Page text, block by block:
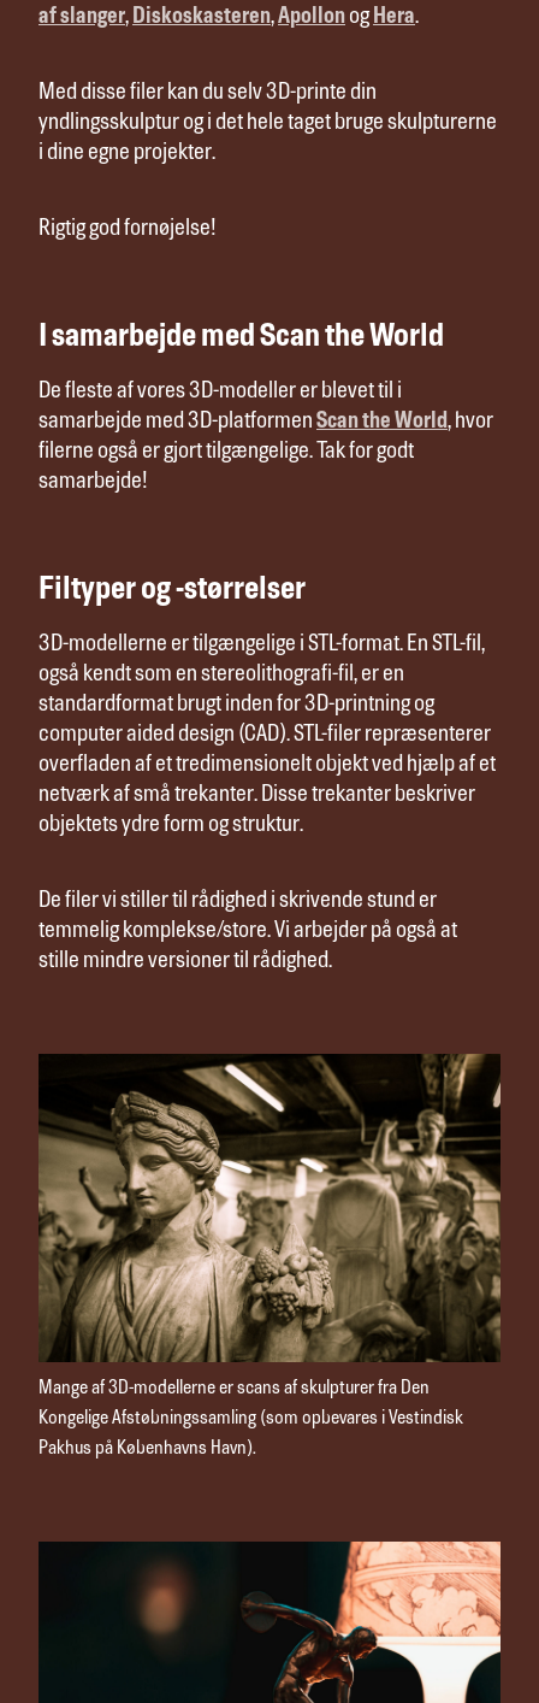
af slanger, Diskoskasteren,Apollon og Hera.
Med disse filer kan du selv 3D-printe din
yndlingsskulptur og i det hele taget bruge skulpturerne
i dine egne projekter.
Rigtig god fornøjelse!
I samarbejde med Scan the World
De fleste af vores 3D-modeller er blevet til i
samarbejde med 3D-platformen Scan the World, hvor
filerne også er gjort tilgængelige. Tak for godt
samarbejde!
Filtyper og -størrelser
3D-modellerne er tilgængelige i STL-format. En STL-fil,
også kendt som en stereolithografi-fil, er en
standardformat brugt inden for 3D-printning og
computer aided design (CAD). STL-filer repræsenterer
overfladen af et tredimensionelt objekt ved hjælp af et
netværk af små trekanter. Disse trekanter beskriver
objektets ydre form og struktur.
De filer vi stiller til rådighed i skrivende stund er
temmelig komplekse/store. Vi arbejder på også at
stille mindre versioner til rådighed.
Mange af 3D-modellerne er scans af skulpturer fra Den
Kongelige Afstøbningssamling (som opbevares i Vestindisk
Pakhus på Københavns Havn).